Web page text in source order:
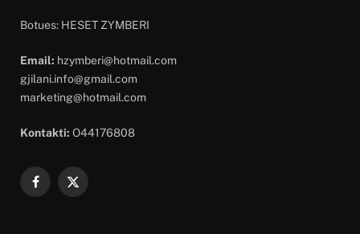
Botues: HESET ZYMBERI
Email: hzymberi@hotmail.com
gjilani.info@gmail.com
marketing@hotmail.com
Kontakti: O44176808
Facebook
X